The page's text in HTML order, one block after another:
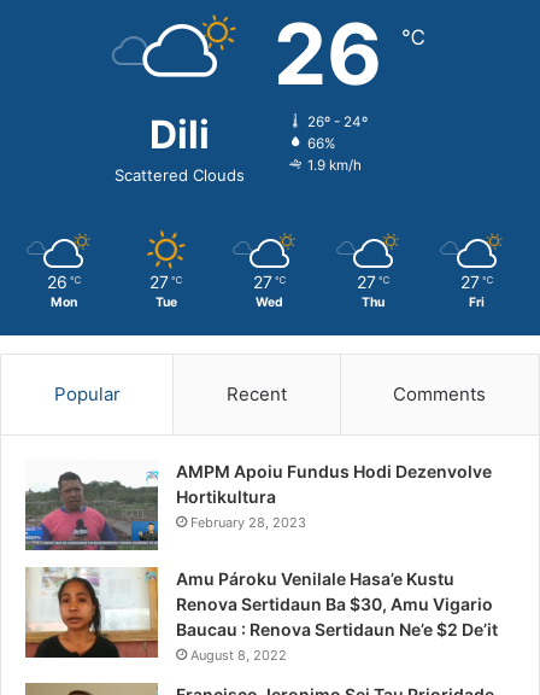
Dili
Scattered Clouds
26 ℃
26º - 24º
66%
1.9 km/h
26 ℃
Mon
27 ℃
Tue
27 ℃
Wed
27 ℃
Thu
27 ℃
Fri
Popular Recent Comments
AMPM Apoiu Fundus Hodi Dezenvolve
Hortikultura
February 28, 2023
Amu Pároku Venilale Hasa’e Kustu
Renova Sertidaun Ba $30, Amu Vigario
Baucau : Renova Sertidaun Ne’e $2 De’it
August 8, 2022